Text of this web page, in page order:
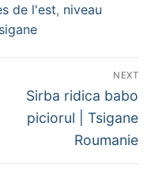
de l'est, niveau
NEXT
Next
post:
Sirba ridica babo
piciorul | Tsigane
Roumanie